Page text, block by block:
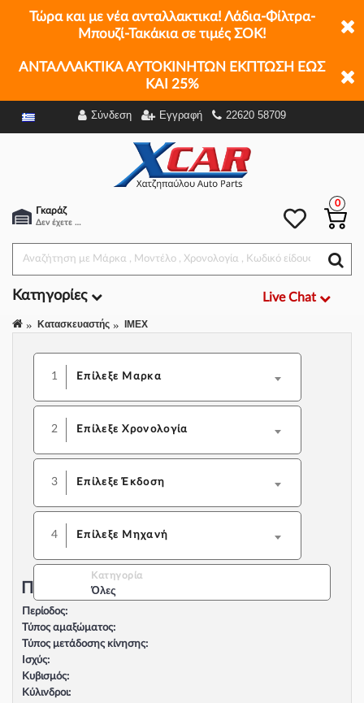
Τώρα και με νέα ανταλλακτικα! Λάδια-Φίλτρα-
Μπουζί-Τακάκια σε τιμές ΣΟΚ!
ΑΝΤΑΛΛΑΚΤΙΚΑ ΑΥΤΟΚΙΝΗΤΩΝ ΕΚΠΤΩΣΗ ΕΩΣ
ΚΑΙ 25%
Σύνδεση Εγγραφή 22620 58709
Γκαράζ
Δεν έχετε επιλέξει αμάξι.
0
Κατηγορίες Live Chat
Κατασκευαστής IMEX
1 Επίλεξε Μαρκα
2 Επίλεξε Χρονολογία
3 Επίλεξε Έκδοση
4 Επίλεξε Μηχανή
Κατηγορία
Όλες
Περιγραφή Αυτοκινήτου:
Περίοδος:
Τύπος αμαξώματος:
Τύπος μετάδοσης κίνησης:
Ισχύς:
Κυβισμός:
Κύλινδροι: